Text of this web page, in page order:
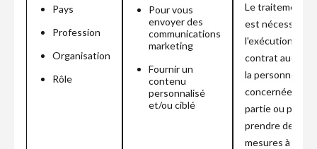
Pays
Profession
Organisation
Rôle
Pour vous
envoyer des
communications
marketing
Fournir un
contenu
personnalisé
et/ou ciblé
Le traitement
est nécessaire à
l'exécution d'un
contrat auquel
la personne
concernée est
partie ou pour
prendre des
mesures à la